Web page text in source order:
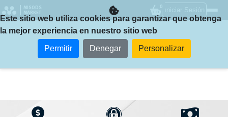
MISODS
MARKET
0 Iniciar Sesión
Este sitio web utiliza cookies para garantizar que obtenga
la mejor experiencia en nuestro sitio web
Permitir Denegar Personalizar